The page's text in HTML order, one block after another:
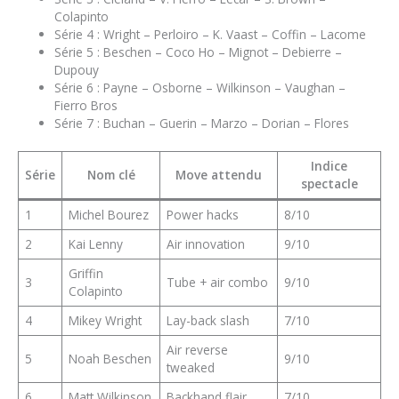
Colapinto
Série 4 : Wright – Perloiro – K. Vaast – Coffin – Lacome
Série 5 : Beschen – Coco Ho – Mignot – Debierre –
Dupouy
Série 6 : Payne – Osborne – Wilkinson – Vaughan –
Fierro Bros
Série 7 : Buchan – Guerin – Marzo – Dorian – Flores
Série Nom clé Move attendu
Indice
spectacle
1
Michel Bourez Power hacks
8/10
2
Kai Lenny Air innovation 9/10
3
Griffin
Colapinto
Tube + air combo 9/10
4 Mikey Wright Lay-back slash 7/10
5 Noah Beschen
Air reverse
tweaked
9/10